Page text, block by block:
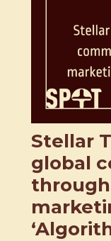
Stellar
global